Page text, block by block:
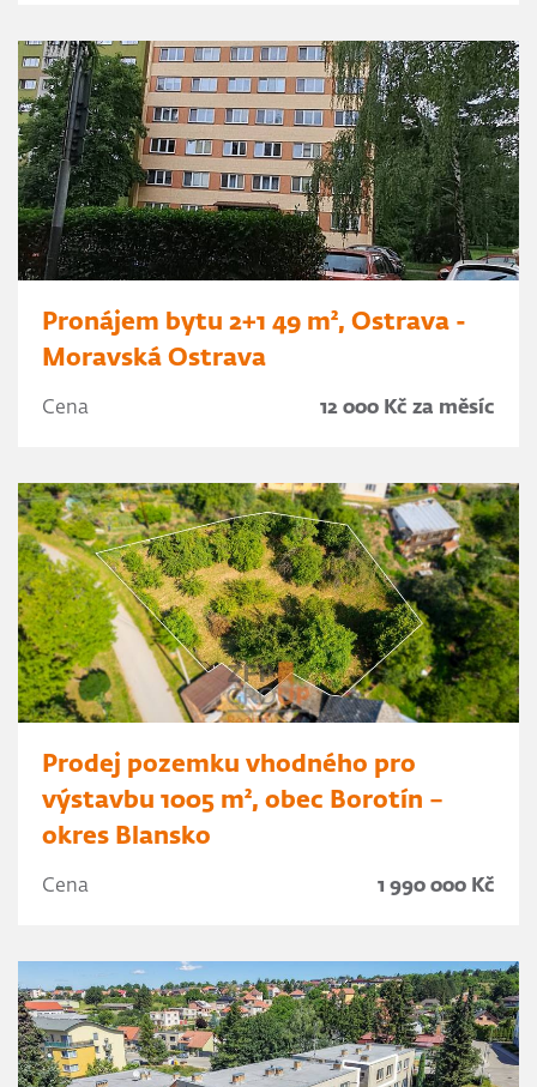
Pronájem bytu 2+1 49 m², Ostrava -
Moravská Ostrava
Cena 12 000 Kč za měsíc
Prodej pozemku vhodného pro
výstavbu 1005 m², obec Borotín –
okres Blansko
Cena 1 990 000 Kč